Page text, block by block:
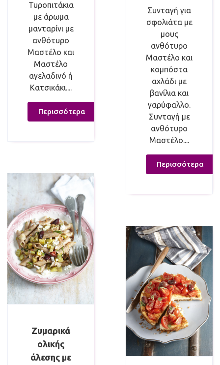
Τυροπιτάκια
με άρωμα
μανταρίνι με
ανθότυρο
Μαστέλο και
Μαστέλο
αγελαδινό ή
Κατσικάκι....
Περισσότερα
Συνταγή για
σφολιάτα με
μους
ανθότυρο
Μαστέλο και
κομπόστα
αχλάδι με
βανίλια και
γαρύφαλλο.
Συνταγή με
ανθότυρο
Μαστέλο....
Περισσότερα
Ζυμαρικά
ολικής
άλεσης με